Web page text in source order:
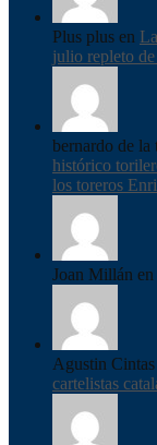
Plus plus en
julio repleto
bernardo de la
histórico
los toreros
Joan Millán en
Agustin
cartelistas